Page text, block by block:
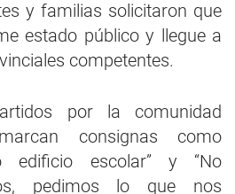
y familias solicitaron que
estado público y llegue a
competentes.
por la comunidad
consignas como
edificio escolar” y “No
pedimos lo que nos